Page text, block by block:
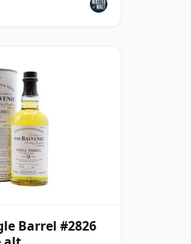
Barrel #2826